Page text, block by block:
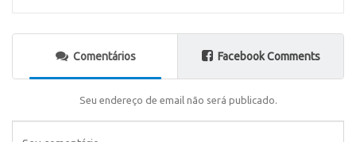
Comentários Facebook Comments
Seu endereço de email não será publicado.